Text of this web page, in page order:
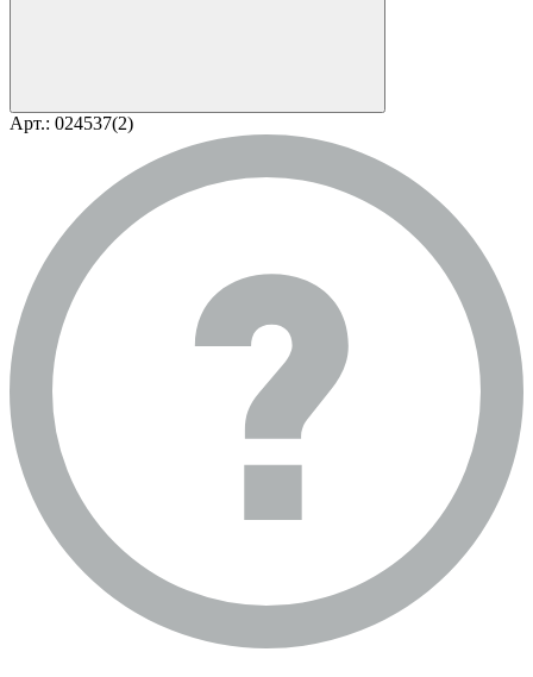
Арт.: 024537(2)